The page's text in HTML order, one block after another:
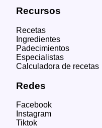
Recursos
Recetas
Ingredientes
Padecimientos
Especialistas
Calculadora de recetas
Redes
Facebook
Instagram
Tiktok